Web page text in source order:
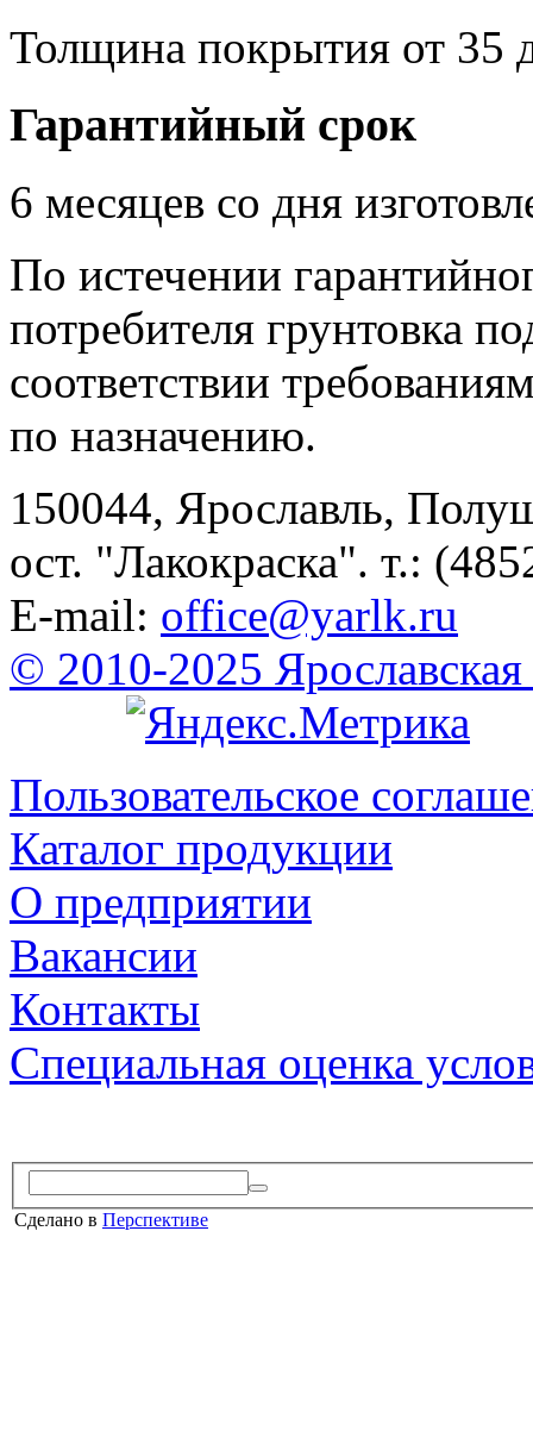
Толщина покрытия от 35
Гарантийный срок
6 месяцев со дня
По истечении
потребителя грунтовка
соответствии
по назначению.
150044, Ярославль,
ост. "Лакокраска". т.:
E-mail: office@yarlk.ru
© 2010-2025
Пользовательское
Каталог продукции
О предприятии
Вакансии
Контакты
Специальная оценка
Сделано в Перспективе